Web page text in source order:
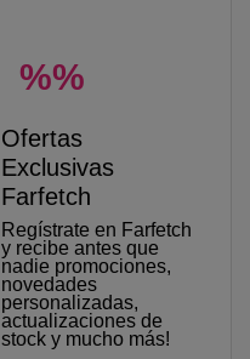
%%
Ofertas
Exclusivas
Farfetch
Regístrate en Farfetch
y recibe antes que
nadie promociones,
novedades
personalizadas,
actualizaciones de
stock y mucho más!